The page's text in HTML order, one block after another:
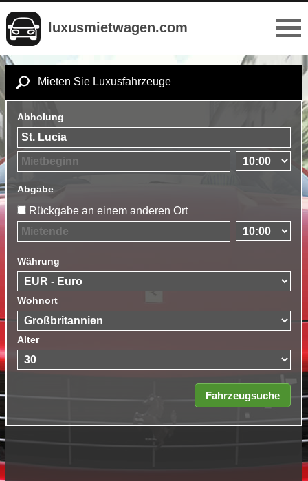
luxusmietwagen.com
Mieten Sie Luxusfahrzeuge
Abholung
Abgabe
Rückgabe an einem anderen Ort
Währung
Wohnort
Alter